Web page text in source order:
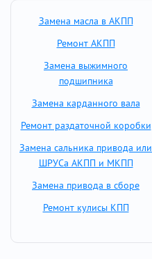
Замена масла в АКПП
Ремонт АКПП
Замена выжимного
подшипника
Замена карданного вала
Ремонт раздаточной коробки
Замена сальника привода или
ШРУСа АКПП и МКПП
Замена привода в сборе
Ремонт кулисы КПП